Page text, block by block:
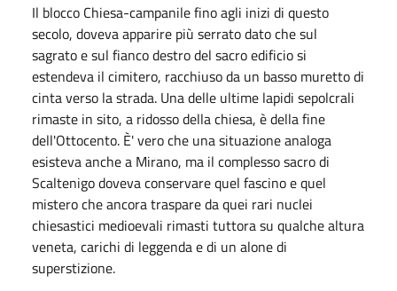
Il blocco Chiesa-campanile fino agli inizi di questo
secolo, doveva apparire più serrato dato che sul
sagrato e sul fianco destro del sacro edificio si
estendeva il cimitero, racchiuso da un basso muretto di
cinta verso la strada. Una delle ultime lapidi sepolcrali
rimaste in sito, a ridosso della chiesa, è della fine
dell'Ottocento. È' vero che una situazione analoga
esisteva anche a Mirano, ma il complesso sacro di
Scaltenigo doveva conservare quel fascino e quel
mistero che ancora traspare da quei rari nuclei
chiesastici medioevali rimasti tuttora su qualche altura
veneta, carichi di leggenda e di un alone di
superstizione.